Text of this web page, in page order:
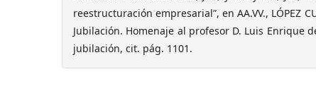
reestructuración empresarial”, en AA.VV., LÓPEZ
Jubilación. Homenaje al profesor D. Luis Enrique
jubilación, cit. pág. 1101.